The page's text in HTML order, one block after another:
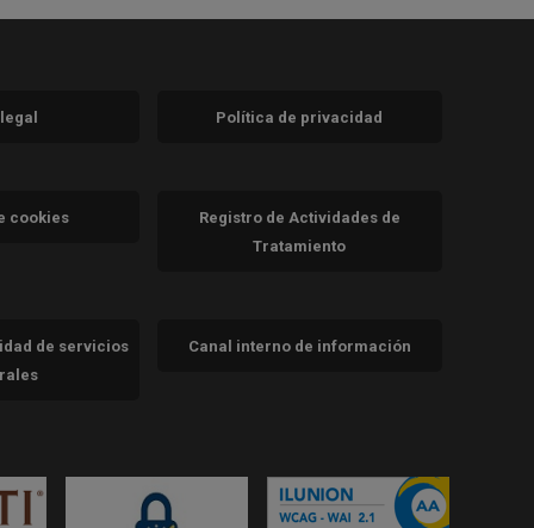
Política de privacidad
cookies
Registro de Actividades de
Tratamiento
de servicios
Canal interno de información